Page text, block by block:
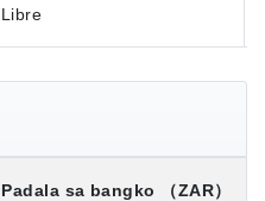
Libre
Padala sa bangko （ZAR）